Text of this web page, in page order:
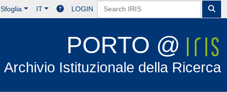
Sfoglia IT LOGIN
PORTO @
Archivio Istituzionale della Ricerca